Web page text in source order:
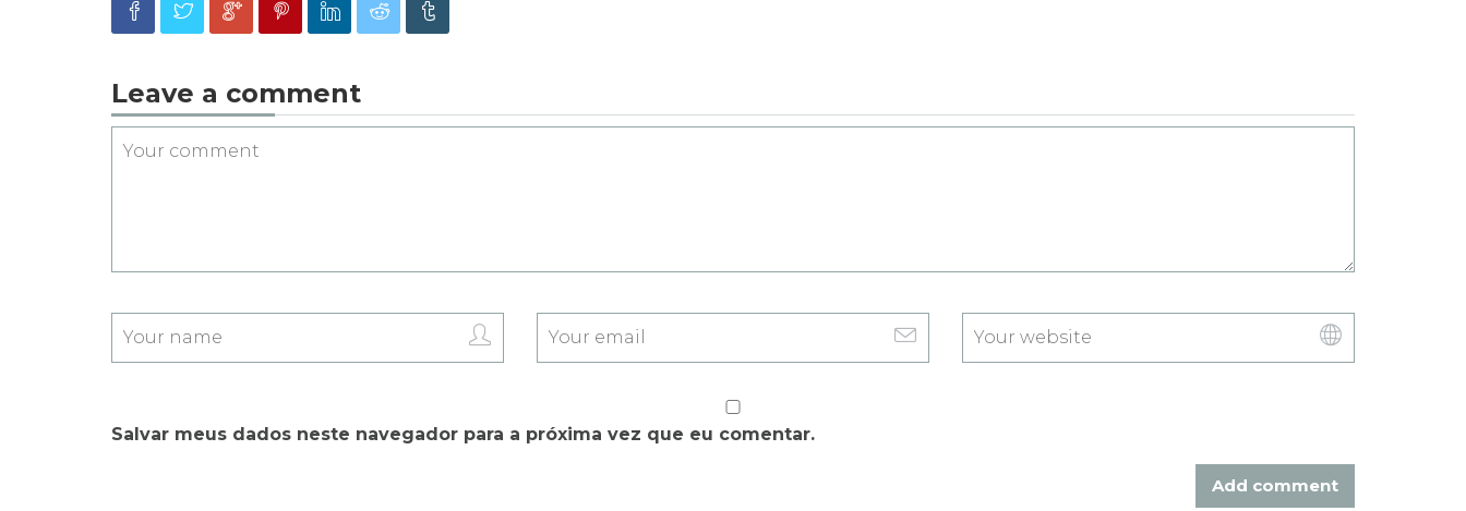
Leave a comment
Salvar meus dados neste navegador para a próxima vez que eu comentar.